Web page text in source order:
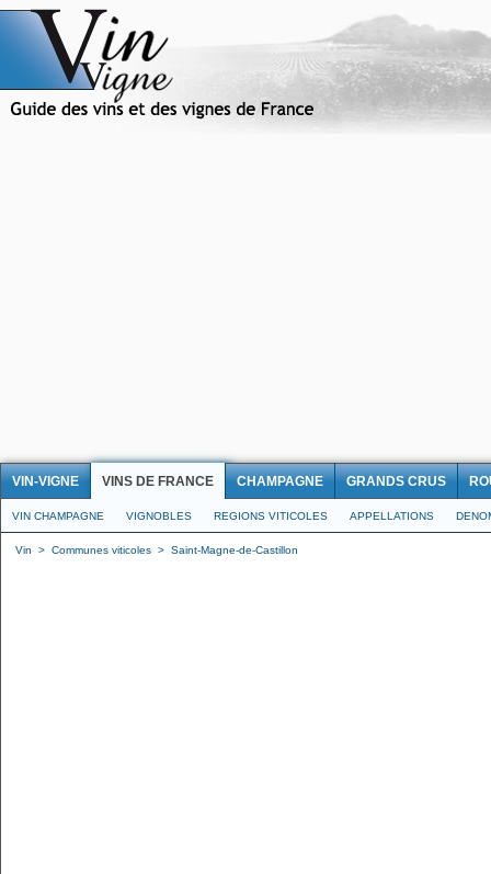
VIN-VIGNE VINS DE FRANCE CHAMPAGNE GRANDS CRUS
VIN CHAMPAGNE VIGNOBLES REGIONS VITICOLES APPELLATIONS
Vin > Communes viticoles > Saint-Magne-de-Castillon